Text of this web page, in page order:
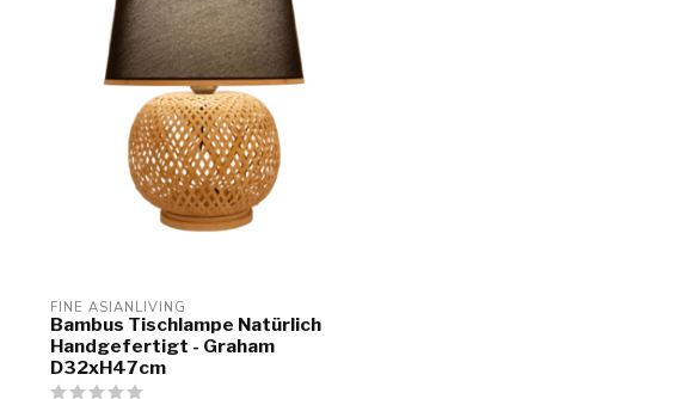
FINE ASIANLIVING
Bambus Tischlampe Natürlich
Handgefertigt - Graham
D32xH47cm